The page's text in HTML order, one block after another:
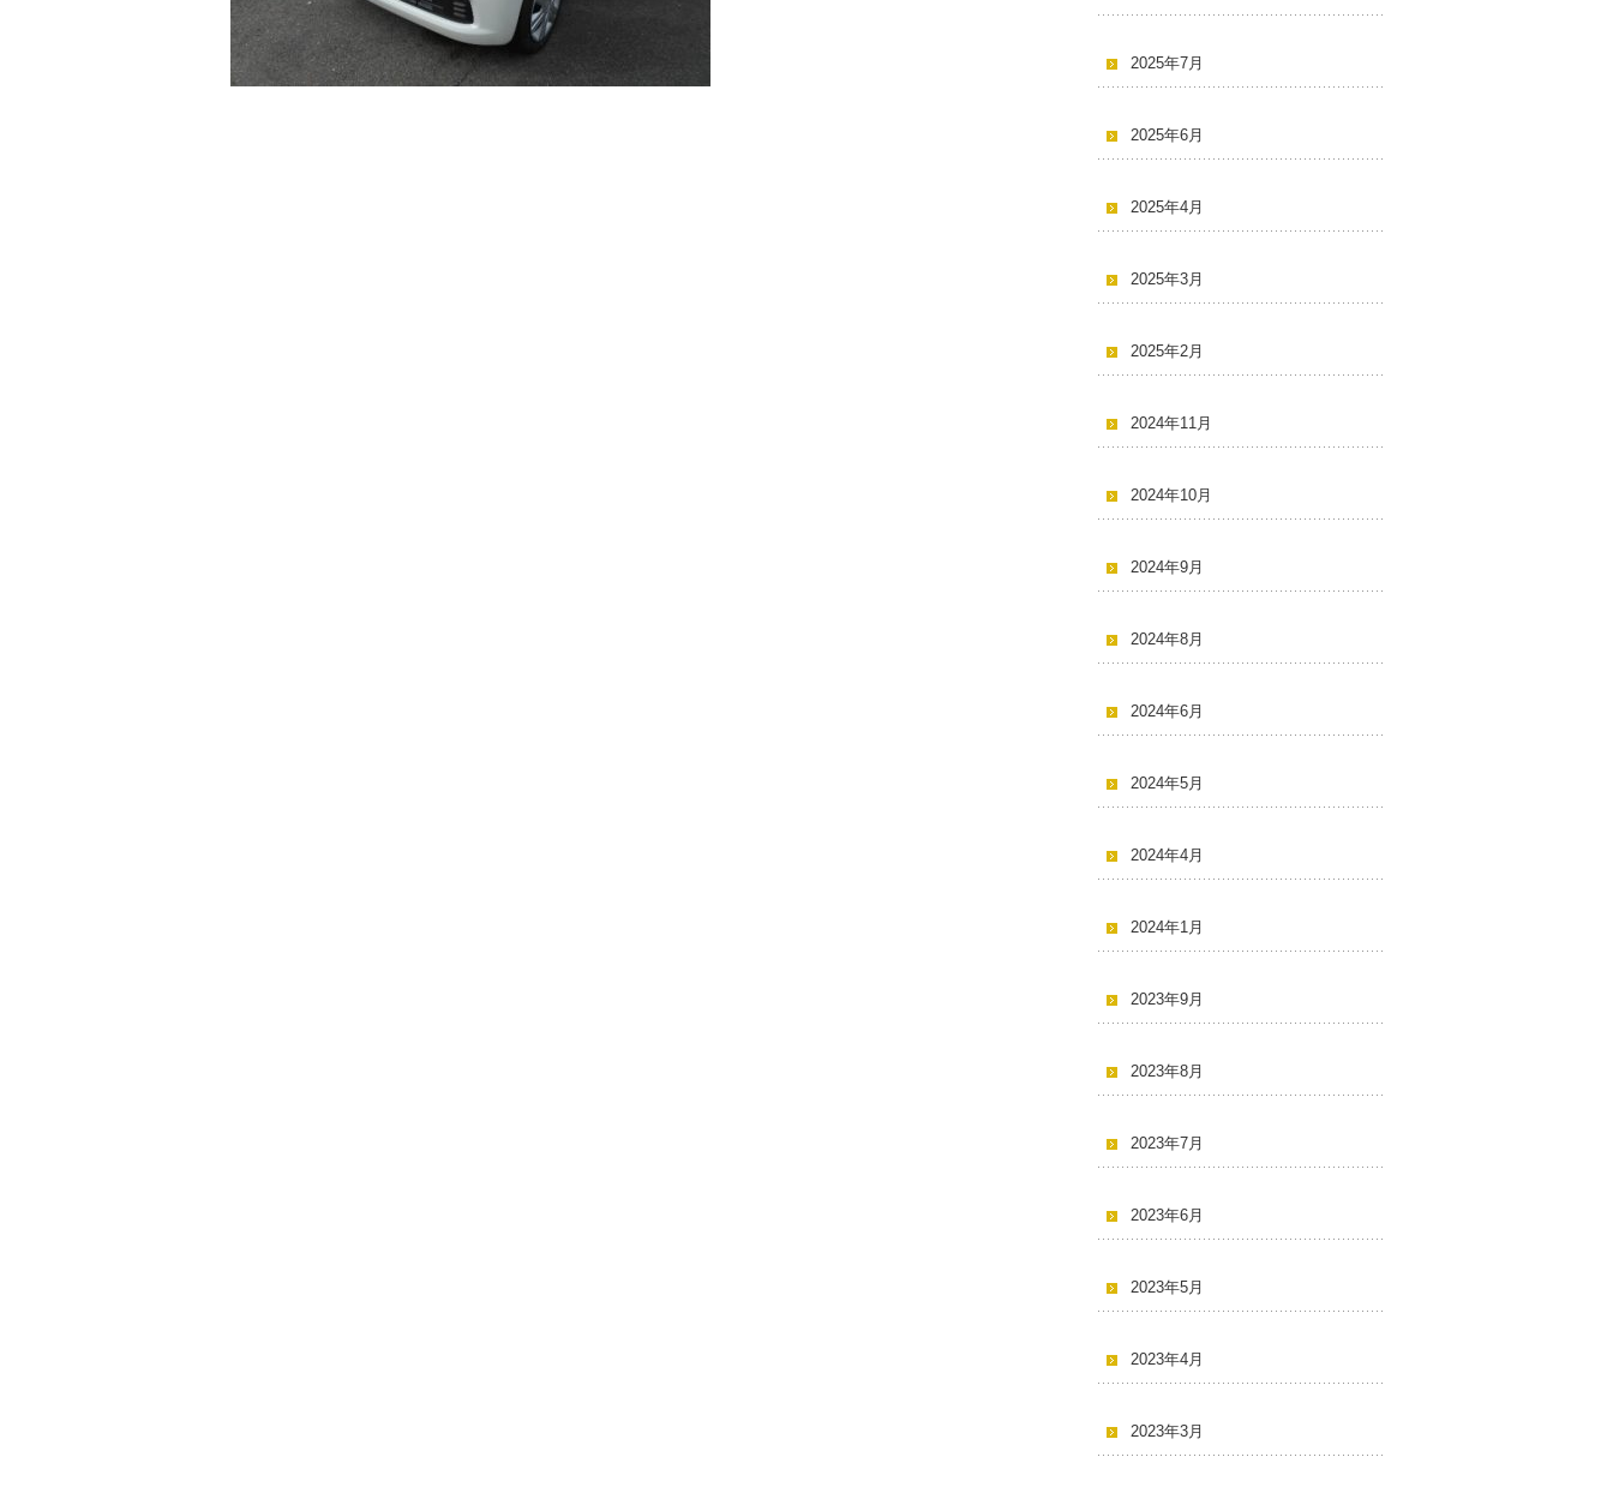
2025年7月
2025年6月
2025年4月
2025年3月
2025年2月
2024年11月
2024年10月
2024年9月
2024年8月
2024年6月
2024年5月
2024年4月
2024年1月
2023年9月
2023年8月
2023年7月
2023年6月
2023年5月
2023年4月
2023年3月